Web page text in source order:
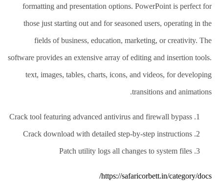
formatting and presentation options. PowerPoint is perfect for
those just starting out and for seasoned users, operating in the
fields of business, education, marketing, or creativity. The
software provides an extensive array of editing and insertion tools.
text, images, tables, charts, icons, and videos, for developing
transitions and animations.
Crack tool featuring advanced antivirus and firewall bypass
Crack download with detailed step-by-step instructions
Patch utility logs all changes to system files
https://safaricorbett.in/category/docs/